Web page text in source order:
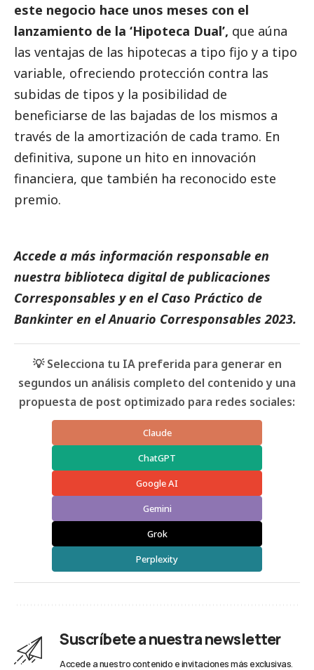
este negocio hace unos meses con el
lanzamiento de la ‘Hipoteca Dual’, que aúna
las ventajas de las hipotecas a tipo fijo y a tipo
variable, ofreciendo protección contra las
subidas de tipos y la posibilidad de
beneficiarse de las bajadas de los mismos a
través de la amortización de cada tramo. En
definitiva, supone un hito en innovación
financiera, que también ha reconocido este
premio.
Accede a más información responsable en
nuestra biblioteca digital de publicaciones
Corresponsables y en el Caso Práctico de
Bankinteren elAnuario Corresponsables 2023.
💡 Selecciona tu IA preferida para generar en
segundos un análisis completo del contenido y una
propuesta de post optimizado para redes sociales:
Claude
ChatGPT
Google AI
Gemini
Grok
Perplexity
Suscríbete a nuestra newsletter
Accede a nuestro contenido e invitaciones más exclusivas.